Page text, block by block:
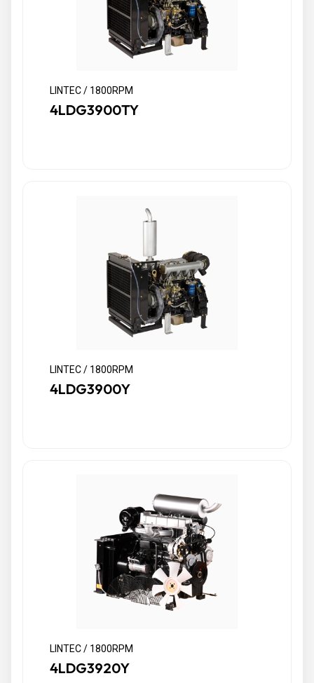
LINTEC / 1800RPM
4LDG3900TY
LINTEC / 1800RPM
4LDG3900Y
LINTEC / 1800RPM
4LDG3920Y